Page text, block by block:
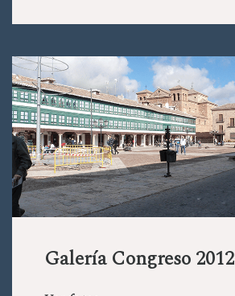
Galería Congreso 2012